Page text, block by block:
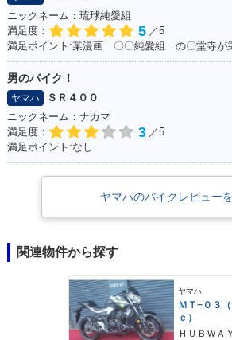
ニックネーム：琉球純愛組
満足度：
5 ／5
男のバイク！
ヤマハ
ＳＲ４００
ニックネーム：ナカマ
満足度：
3 ／5
満足ポイント:なし
ヤマハのバイクレビュー
関連物件から探す
ヤマハ
ＭＴ−０３
ｃ）
ＨＵＢＷＡＹ